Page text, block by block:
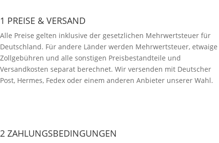
1 PREISE & VERSAND
Alle Preise gelten inklusive der gesetzlichen Mehrwertsteuer für
Deutschland. Für andere Länder werden Mehrwertsteuer, etwaige
Zollgebühren und alle sonstigen Preisbestandteile und
Versandkosten separat berechnet. Wir versenden mit Deutscher
Post, Hermes, Fedex oder einem anderen Anbieter unserer Wahl.
2 ZAHLUNGSBEDINGUNGEN